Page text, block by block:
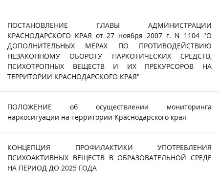
ПОСТАНОВЛЕНИЕ ГЛАВЫ АДМИНИСТРАЦИИ
КРАСНОДАРСКОГО КРАЯ от 27 ноября 2007 г. N 1104 "О
ДОПОЛНИТЕЛЬНЫХ МЕРАХ ПО ПРОТИВОДЕЙСТВИЮ
НЕЗАКОННОМУ ОБОРОТУ НАРКОТИЧЕСКИХ СРЕДСТВ,
ПСИХОТРОПНЫХ ВЕЩЕСТВ И ИХ ПРЕКУРСОРОВ НА
ТЕРРИТОРИИ КРАСНОДАРСКОГО КРАЯ"
ПОЛОЖЕНИЕ об осуществлении мониторинга
наркоситуации на территории Краснодарского края
КОНЦЕПЦИЯ ПРОФИЛАКТИКИ УПОТРЕБЛЕНИЯ
ПСИХОАКТИВНЫХ ВЕЩЕСТВ В ОБРАЗОВАТЕЛЬНОЙ СРЕДЕ
НА ПЕРИОД ДО 2025 ГОДА